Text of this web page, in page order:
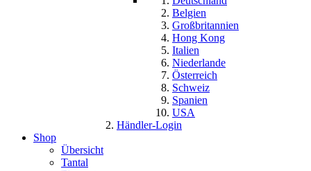
Belgien
Großbritannien
Hong Kong
Italien
Niederlande
Österreich
Schweiz
Spanien
USA
Händler-Login
Shop
Übersicht
Tantal